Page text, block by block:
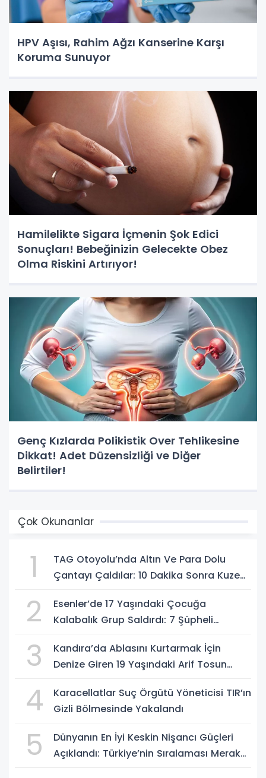
HPV Aşısı, Rahim Ağzı Kanserine Karşı
Koruma Sunuyor
Hamilelikte Sigara İçmenin Şok Edici
Sonuçları! Bebeğinizin Gelecekte Obez
Olma Riskini Artırıyor!
Genç Kızlarda Polikistik Over Tehlikesine
Dikkat! Adet Düzensizliği ve Diğer
Belirtiler!
Çok Okunanlar
1
TAG Otoyolu’nda Altın Ve Para Dolu
Çantayı Çaldılar: 10 Dakika Sonra Kuzeni
2
Esenler’de 17 Yaşındaki Çocuğa
Kalabalık Grup Saldırdı: 7 Şüpheli
3
Kandıra’da Ablasını Kurtarmak İçin
Denize Giren 19 Yaşındaki Arif Tosun
4
Karacellatlar Suç Örgütü Yöneticisi TIR’ın
Gizli Bölmesinde Yakalandı
5
Dünyanın En İyi Keskin Nişancı Güçleri
Açıklandı: Türkiye’nin Sıralaması Merak